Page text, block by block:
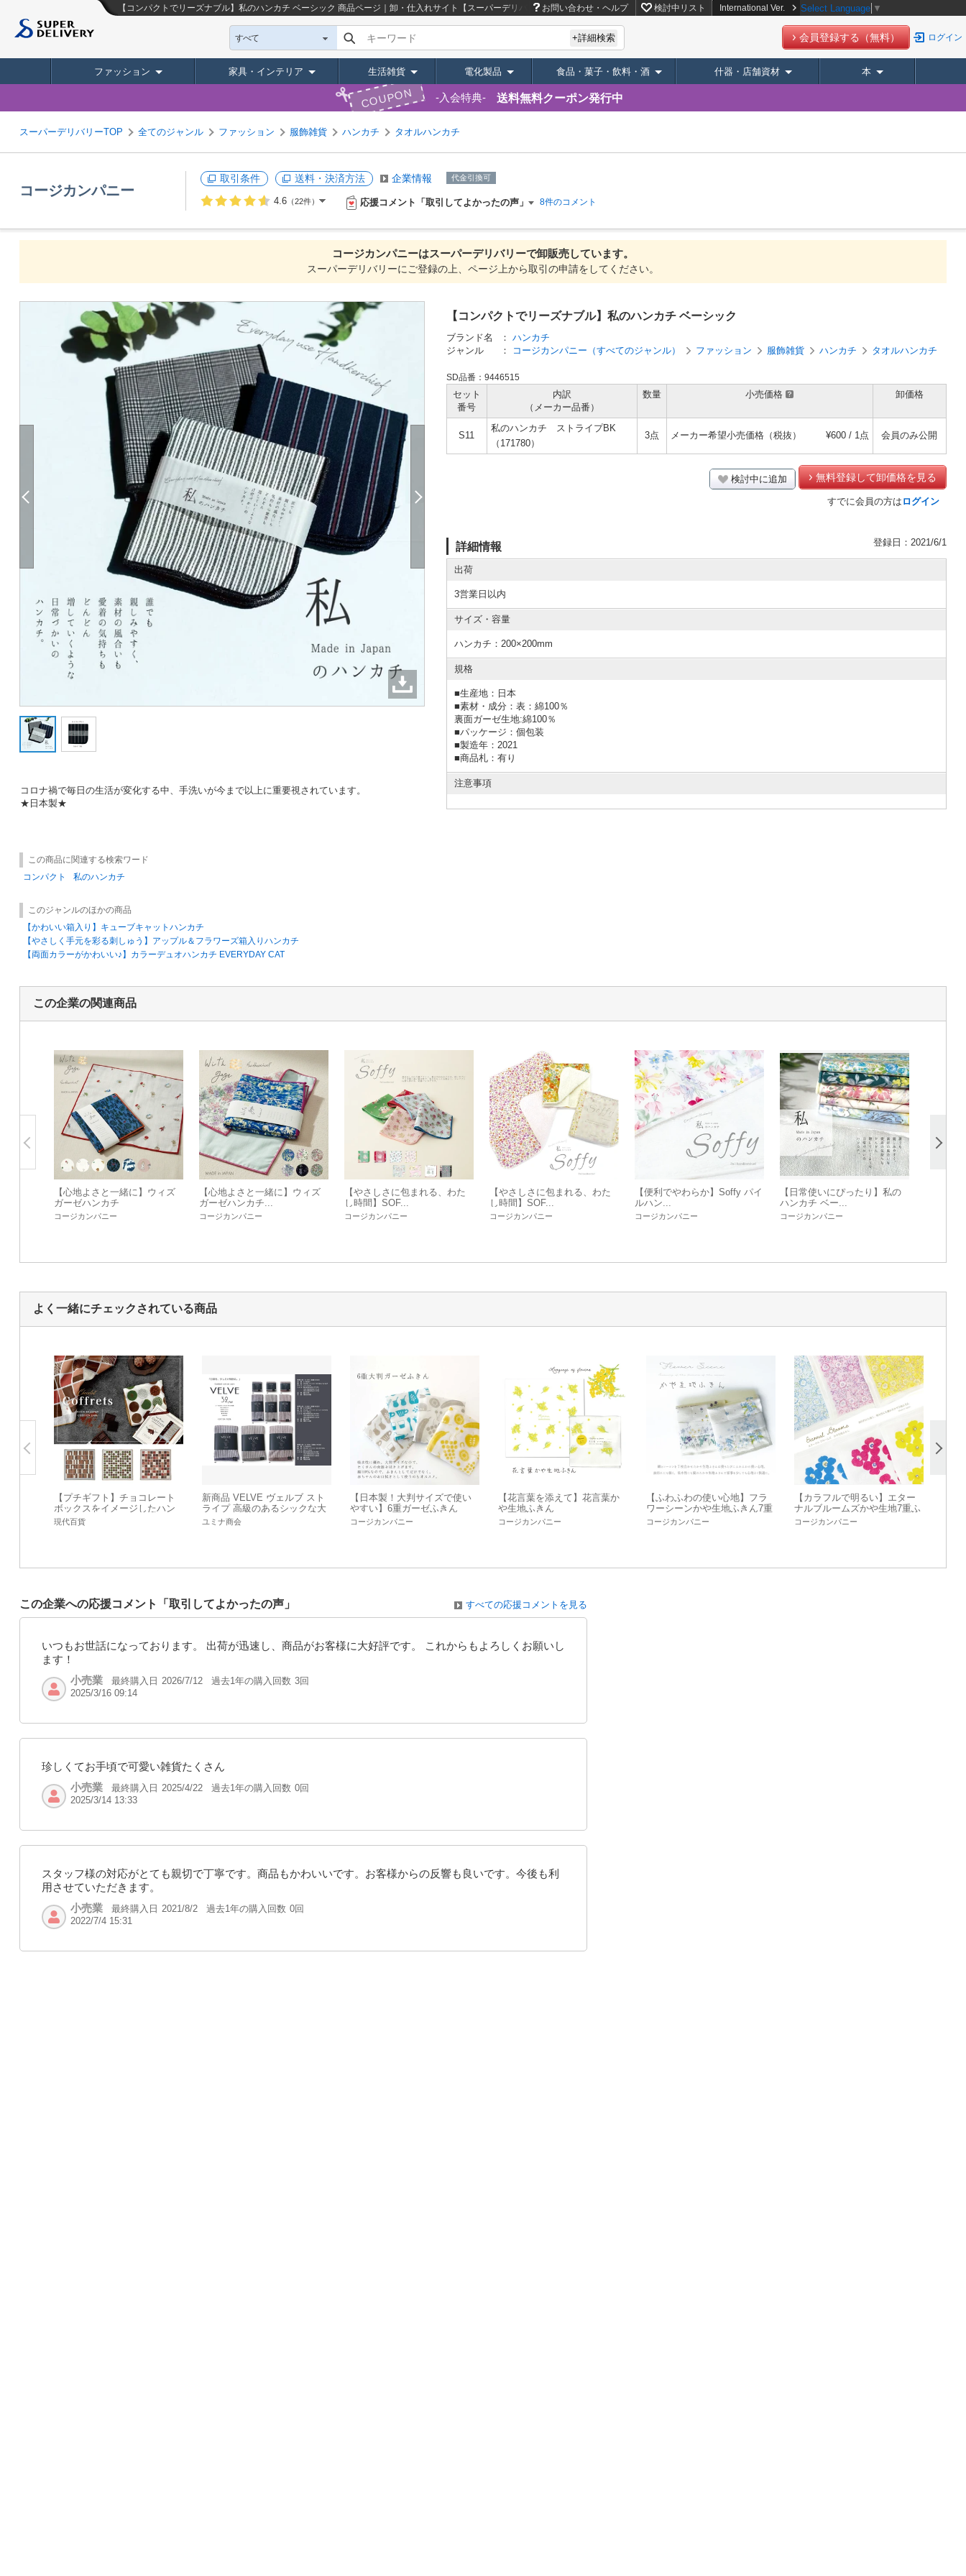
【コンパクトでリーズナブル】私のハンカチ ベーシック 商品ページ｜卸・仕入れサイト【スーパーデリバリー】お問い合わせ・ヘルプ 検討中リスト International Ver. Select Language ▼
すべて キーワード +詳細検索 会員登録する（無料） ログイン
ファッション 家具・インテリア 生活雑貨 電化製品 食品・菓子・飲料・酒 什器・店舗資材 本
COUPON 入会特典 送料無料クーポン発行中
スーパーデリバリーTOP 全てのジャンル ファッション 服飾雑貨 ハンカチ タオルハンカチ
コージカンパニー
取引条件 送料・決済方法 企業情報 代金引換可
4.6 （22件） 応援コメント「取引してよかったの声」 8件のコメント
コージカンパニーはスーパーデリバリーで卸販売しています。
スーパーデリバリーにご登録の上、ページ上から取引の申請をしてください。
コロナ禍で毎日の生活が変化する中、手洗いが今まで以上に重要視されています。
★日本製★
【コンパクトでリーズナブル】私のハンカチ ベーシック
ブランド名 ： ハンカチ
ジャンル
： コージカンパニー（すべてのジャンル） ファッション 服飾雑貨 ハンカチ タオルハンカチ
SD品番：9446515
セット
番号
内訳
（メーカー品番）
数量 小売価格 卸価格
S11
私のハンカチ ストライプBK
（171780）
3点 メーカー希望小売価格（税抜） ¥600 / 1点 会員のみ公開
検討中に追加 無料登録して卸価格を見る
すでに会員の方は ログイン
詳細情報 登録日：2021/6/1
出荷
3営業日以内
サイズ・容量
ハンカチ：200×200mm
規格
■生産地：日本
■素材・成分：表：綿100％
裏面ガーゼ生地:綿100％
■パッケージ：個包装
■製造年：2021
■商品札：有り
注意事項
この商品に関連する検索ワード
コンパクト
私のハンカチ
このジャンルのほかの商品
【かわいい箱入り】キューブキャットハンカチ
【やさしく手元を彩る刺しゅう】アップル＆フラワーズ箱入りハンカチ
【両面カラーがかわいい♪】カラーデュオハンカチ EVERYDAY CAT
この企業の関連商品
【心地よさと一緒に】ウィズ
ガーゼハンカチ
コージカンパニー
【心地よさと一緒に】ウィズ
ガーゼハンカチ...
コージカンパニー
【やさしさに包まれる、わた
し時間】SOF...
コージカンパニー
【やさしさに包まれる、わた
し時間】SOF...
コージカンパニー
【便利でやわらか】Soffy パイ
ルハン...
コージカンパニー
【日常使いにぴったり】私の
ハンカチ ベー...
コージカンパニー
よく一緒にチェックされている商品
【プチギフト】チョコレート
ボックスをイメージしたハン
カチ Coffrets【日本製】
現代百貨
新商品 VELVE ヴェルブ スト
ライプ 高級のあるシックな大
人タオル ハンカチ フェイスタ
オル バスタオル
ユミナ商会
【日本製！大判サイズで使い
やすい】6重ガーゼふきん
コージカンパニー
【花言葉を添えて】花言葉か
や生地ふきん
コージカンパニー
【ふわふわの使い心地】フラ
ワーシーンかや生地ふきん7重
ふきん
コージカンパニー
【カラフルで明るい】エター
ナルブルームズかや生地7重ふ
きん
コージカンパニー
この企業への応援コメント「取引してよかったの声」 すべての応援コメントを見る
いつもお世話になっております。 出荷が迅速し、商品がお客様に大好評です。 これからもよろしくお願いし
ます！
小売業
最終購入日 2026/7/12 過去1年の購入回数 3回
2025/3/16 09:14
珍しくてお手頃で可愛い雑貨たくさん
小売業
最終購入日 2025/4/22 過去1年の購入回数 0回
2025/3/14 13:33
スタッフ様の対応がとても親切で丁寧です。商品もかわいいです。お客様からの反響も良いです。今後も利
用させていただきます。
小売業
最終購入日 2021/8/2 過去1年の購入回数 0回
2022/7/4 15:31